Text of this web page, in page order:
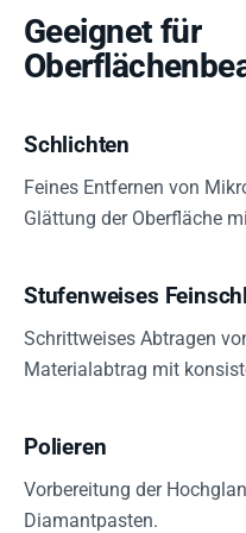
Geeignet für
Schlichten
Feines Entfernen von
Glättung der Oberfläche
Stufenweises
Schrittweises Abtragen
Materialabtrag mit
Polieren
Vorbereitung der
Diamantpasten.